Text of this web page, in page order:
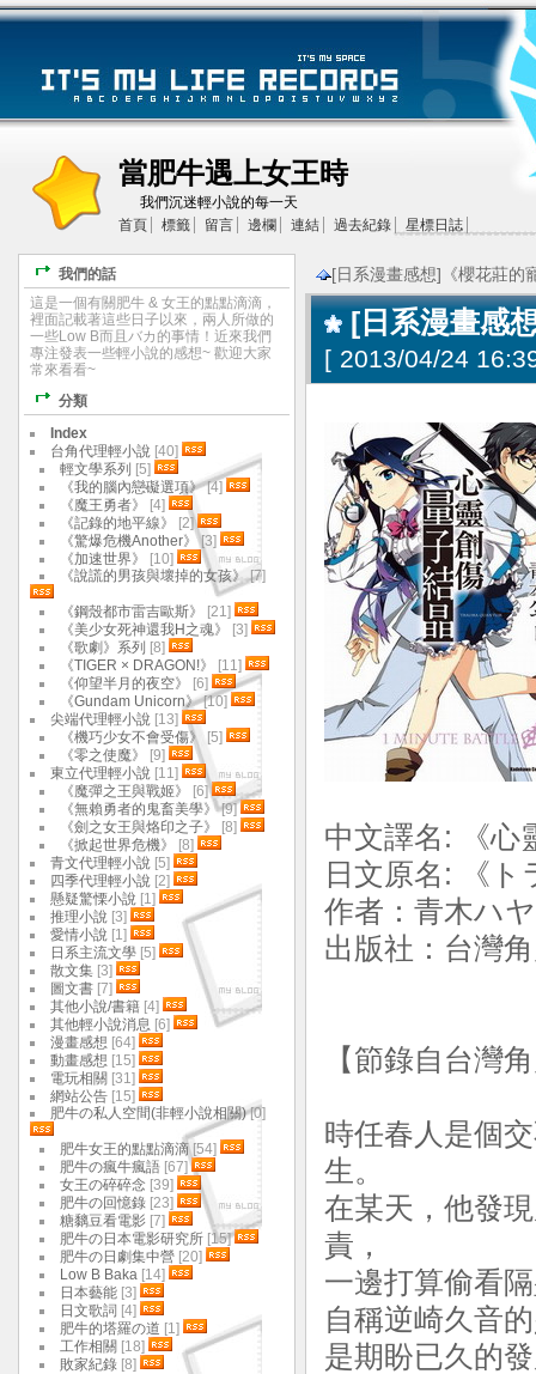
當肥牛遇上女王時
我們沉迷輕小說的每一天
首頁
標籤 留言 邊欄 連結 過去紀錄 星標日誌
[日系漫畫感想]《櫻花莊的
[日系漫畫感
[ 2013/04/24
中文譯名: 《
日文原名: 《
作者：青木
出版社：台灣
【節錄自台灣
時任春人是個
生。
在某天，他發
責，
一邊打算偷看
自稱逆崎久音
是期盼已久的
我們的話
這是一個有關肥牛 & 女王的點點滴滴，
裡面記載著這些日子以來，兩人所做的
一些Low B而且バカ的事情！近來我們
專注發表一些輕小說的感想~ 歡迎大家
常來看看~
分類
Index
台角代理輕小說 [40]
輕文學系列 [5]
《我的腦內戀礙選項》[4]
《魔王勇者》
[4]
《記錄的地平線》
[2]
《驚爆危機Another》[3]
《加速世界》
[10]
《說謊的男孩與壞掉的女孩》[7]
《鋼殼都市雷吉歐斯》
[21]
《美少女死神還我H之魂》
[3]
《歌劇》系列 [8]
《TIGER × DRAGON!》
[11]
《仰望半月的夜空》
[6]
《Gundam Unicorn》[10]
尖端代理輕小說 [13]
《機巧少女不會受傷》
[5]
《零之使魔》
[9]
東立代理輕小說 [11]
《魔彈之王與戰姬》
[6]
《無賴勇者的鬼畜美學》[9]
《劍之女王與烙印之子》
[8]
《掀起世界危機》
[8]
青文代理輕小說 [5]
四季代理輕小說 [2]
懸疑驚慄小說 [1]
推理小說 [3]
愛情小說 [1]
日系主流文學 [5]
散文集 [3]
圖文書 [7]
其他小說/書籍 [4]
其他輕小說消息 [6]
漫畫感想 [64]
動畫感想 [15]
電玩相關 [31]
網站公告 [15]
肥牛の私人空間(非輕小說相關)[0]
肥牛女王的點點滴滴[54]
肥牛の瘋牛瘋語 [67]
女王の碎碎念 [39]
肥牛の回憶錄 [23]
糖黐豆看電影 [7]
肥牛の日本電影研究所 [15]
肥牛の日劇集中營 [20]
Low B Baka [14]
日本藝能 [3]
日文歌詞 [4]
肥牛的塔羅の道 [1]
工作相關 [18]
敗家紀錄 [8]